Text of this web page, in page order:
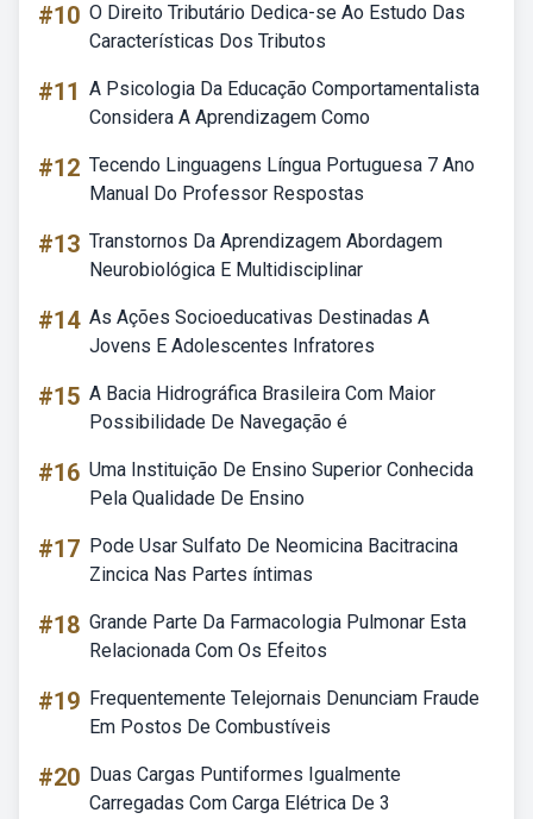
#10 O Direito Tributário Dedica-se Ao Estudo Das
Características Dos Tributos
#11 A Psicologia Da Educação Comportamentalista
Considera A Aprendizagem Como
#12 Tecendo Linguagens Língua Portuguesa 7 Ano
Manual Do Professor Respostas
#13 Transtornos Da Aprendizagem Abordagem
Neurobiológica E Multidisciplinar
#14 As Ações Socioeducativas Destinadas A
Jovens E Adolescentes Infratores
#15 A Bacia Hidrográfica Brasileira Com Maior
Possibilidade De Navegação é
#16 Uma Instituição De Ensino Superior Conhecida
Pela Qualidade De Ensino
#17 Pode Usar Sulfato De Neomicina Bacitracina
Zincica Nas Partes íntimas
#18 Grande Parte Da Farmacologia Pulmonar Esta
Relacionada Com Os Efeitos
#19 Frequentemente Telejornais Denunciam Fraude
Em Postos De Combustíveis
#20 Duas Cargas Puntiformes Igualmente
Carregadas Com Carga Elétrica De 3